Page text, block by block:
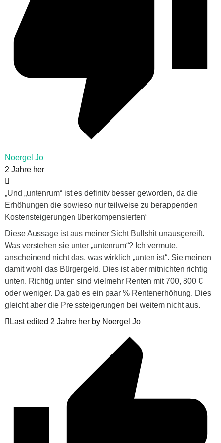
Noergel Jo
2 Jahre her
„Und „untenrum“ ist es definitv besser geworden, da die
Erhöhungen die sowieso nur teilweise zu berappenden
Kostensteigerungen überkompensierten“
Diese Aussage ist aus meiner SichtBullshitunausgereift.
Was verstehen sie unter „untenrum“? Ich vermute,
anscheinend nicht das, was wirklich „unten ist“. Sie meinen
damit wohl das Bürgergeld. Dies ist aber mitnichten richtig
unten. Richtig unten sind vielmehr Renten mit 700, 800 €
oder weniger. Da gab es ein paar % Rentenerhöhung. Dies
gleicht aber die Preissteigerungen bei weitem nicht aus.
Last edited 2 Jahre her by Noergel Jo